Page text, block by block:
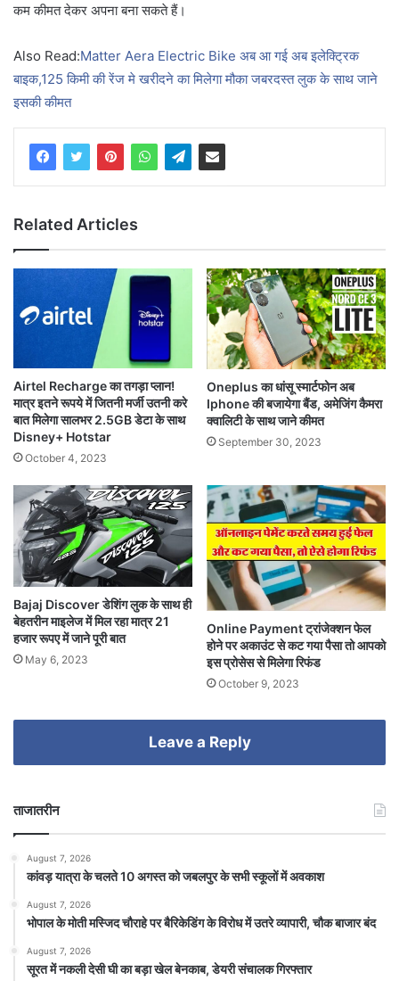
कम कीमत देकर अपना बना सकते हैं।
Also Read:Matter Aera Electric Bike अब आ गई अब इलेक्ट्रिक
बाइक,125 किमी की रेंज मे खरीदने का मिलेगा मौका जबरदस्त लुक के साथ जाने
इसकी कीमत
Related Articles
Airtel Recharge का तगड़ा प्लान!
मात्र इतने रूपये में जितनी मर्जी उतनी करे
बात मिलेगा सालभर 2.5GB डेटा के साथ
Disney+ Hotstar
October 4, 2023
Oneplus का धांसू स्मार्टफोन अब
Iphone की बजायेगा बैंड, अमेजिंग कैमरा
क्वालिटी के साथ जाने कीमत
September 30, 2023
Bajaj Discover डेशिंग लुक के साथ ही
बेहतरीन माइलेज में मिल रहा मात्र 21
हजार रूपए में जाने पूरी बात
May 6, 2023
Online Payment ट्रांजेक्शन फेल
होने पर अकाउंट से कट गया पैसा तो आपको
इस प्रोसेस से मिलेगा रिफंड
October 9, 2023
Leave a Reply
ताजातरीन
August 7, 2026
कांवड़ यात्रा के चलते 10 अगस्त को जबलपुर के सभी स्कूलों में अवकाश
August 7, 2026
भोपाल के मोती मस्जिद चौराहे पर बैरिकेडिंग के विरोध में उतरे व्यापारी, चौक बाजार बंद
August 7, 2026
सूरत में नकली देसी घी का बड़ा खेल बेनकाब, डेयरी संचालक गिरफ्तार